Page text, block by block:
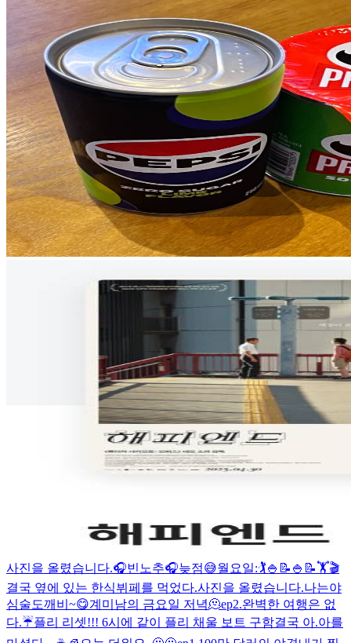
사진을 올렸습니다.🎧빈노추🎧늦점😅월요일:🏌️🍚📝🍚📝🏋️🎬
결국 옆에 있는 한식뷔페를 먹었다.사진을 올렸습니다.나는야
심술도깨비~😋계미남의 금요일 저녁🫠ep2.완벽한 여행은 없
다.☔️플리 리셋!!! 6시에 같이 플리 채울 보트 구함결국 아.아를